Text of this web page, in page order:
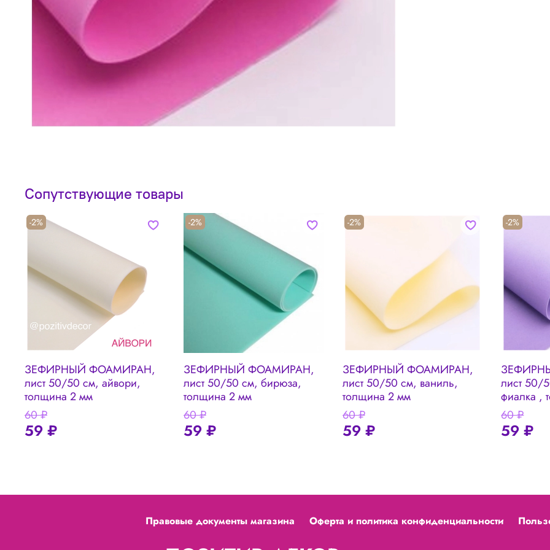
Сопутствующие товары
-2%
ЗЕФИРНЫЙ ФОАМИРАН,
лист 50/50 см, айвори,
толщина 2 мм
60 ₽
59 ₽
-2%
ЗЕФИРНЫЙ ФОАМИРАН,
лист 50/50 см, бирюза,
толщина 2 мм
60 ₽
59 ₽
-2%
ЗЕФИРНЫЙ ФОАМИРАН,
лист 50/50 см, ваниль,
толщина 2 мм
60 ₽
59 ₽
-2%
лист 50/
фиалка ,
60 ₽
59 ₽
Правовые документы магазина Оферта и политика конфиденциальности